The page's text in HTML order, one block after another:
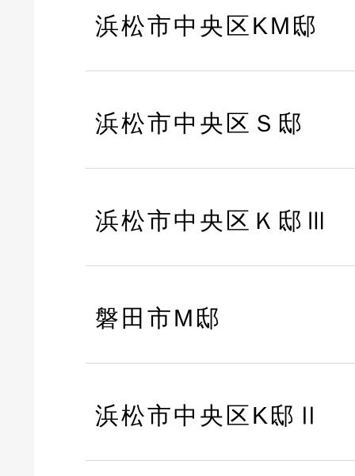
浜松市中央区KM邸
浜松市中央区Ｓ邸
浜松市中央区Ｋ邸Ⅲ
磐田市M邸
浜松市中央区K邸Ⅱ